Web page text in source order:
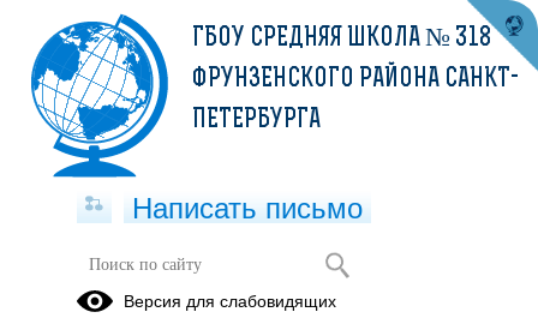
Политика конфиденциальности
ГБОУ СРЕДНЯЯ ШКОЛА № 318
ФРУНЗЕНСКОГО РАЙОНА САНКТ-
ПЕТЕРБУРГА
Написать письмо
Версия для слабовидящих